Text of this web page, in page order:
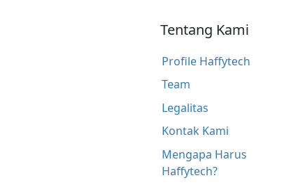
Tentang Kami
Profile Haffytech
Team
Legalitas
Kontak Kami
Mengapa Harus
Haffytech?